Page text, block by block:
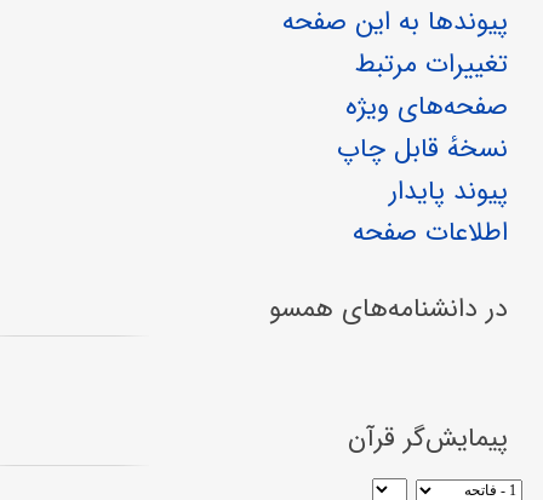
پیوندها به این صفحه
تغییرات مرتبط
صفحه‌های ویژه
نسخهٔ قابل چاپ
پیوند پایدار
اطلاعات صفحه
در دانشنامه‌های همسو
پیمایش‌گر قرآن